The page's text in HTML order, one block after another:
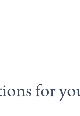
for